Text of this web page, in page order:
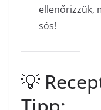
ellenőrizzük,
sós!
💡